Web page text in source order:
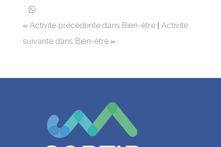
« Activité précédente dans Bien-être | Activité
suivante dans Bien-être »